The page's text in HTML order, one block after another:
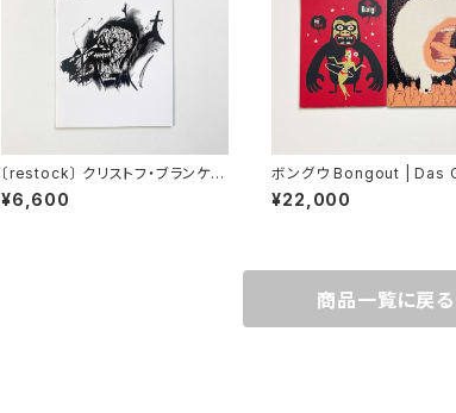
〔restock〕 クリストフ・ブランケル
Christophe Brunnquell | Ann
ees erotiques: The Christop
¥6,600
ボングウ Bongout | Das
e Tier
¥22,000
商品一覧に戻る